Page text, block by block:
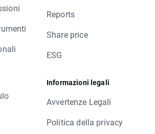
Reports
Share price
ESG
Informazioni legali
Avvertenze Legali
Politica della privacy